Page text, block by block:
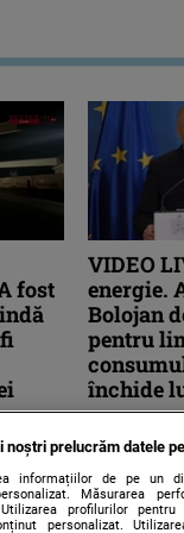
fost
VIDEO
energie.
Bolojan
pentru
închide
în aceste
conferință
explică
limitarea ...
noștri prelucrăm datele
informațiilor de pe un
Măsurarea
profilurilor
personalizat.